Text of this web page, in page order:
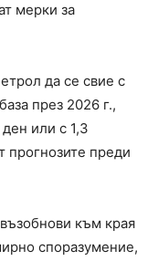
мерки за
да се свие с
през 2026 г.,
или с 1,3
прогнозите преди
към края
споразумение,